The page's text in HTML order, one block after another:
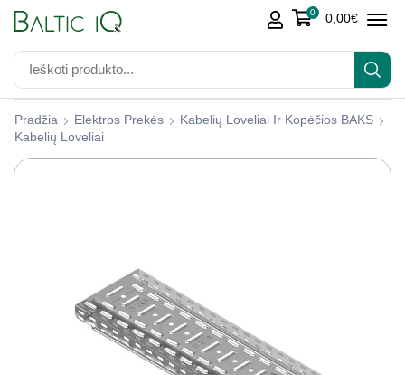
0 0,00€
Pradžia Elektros Prekės
Kabelių Loveliai Ir Kopėčios BAKS
Kabelių Loveliai